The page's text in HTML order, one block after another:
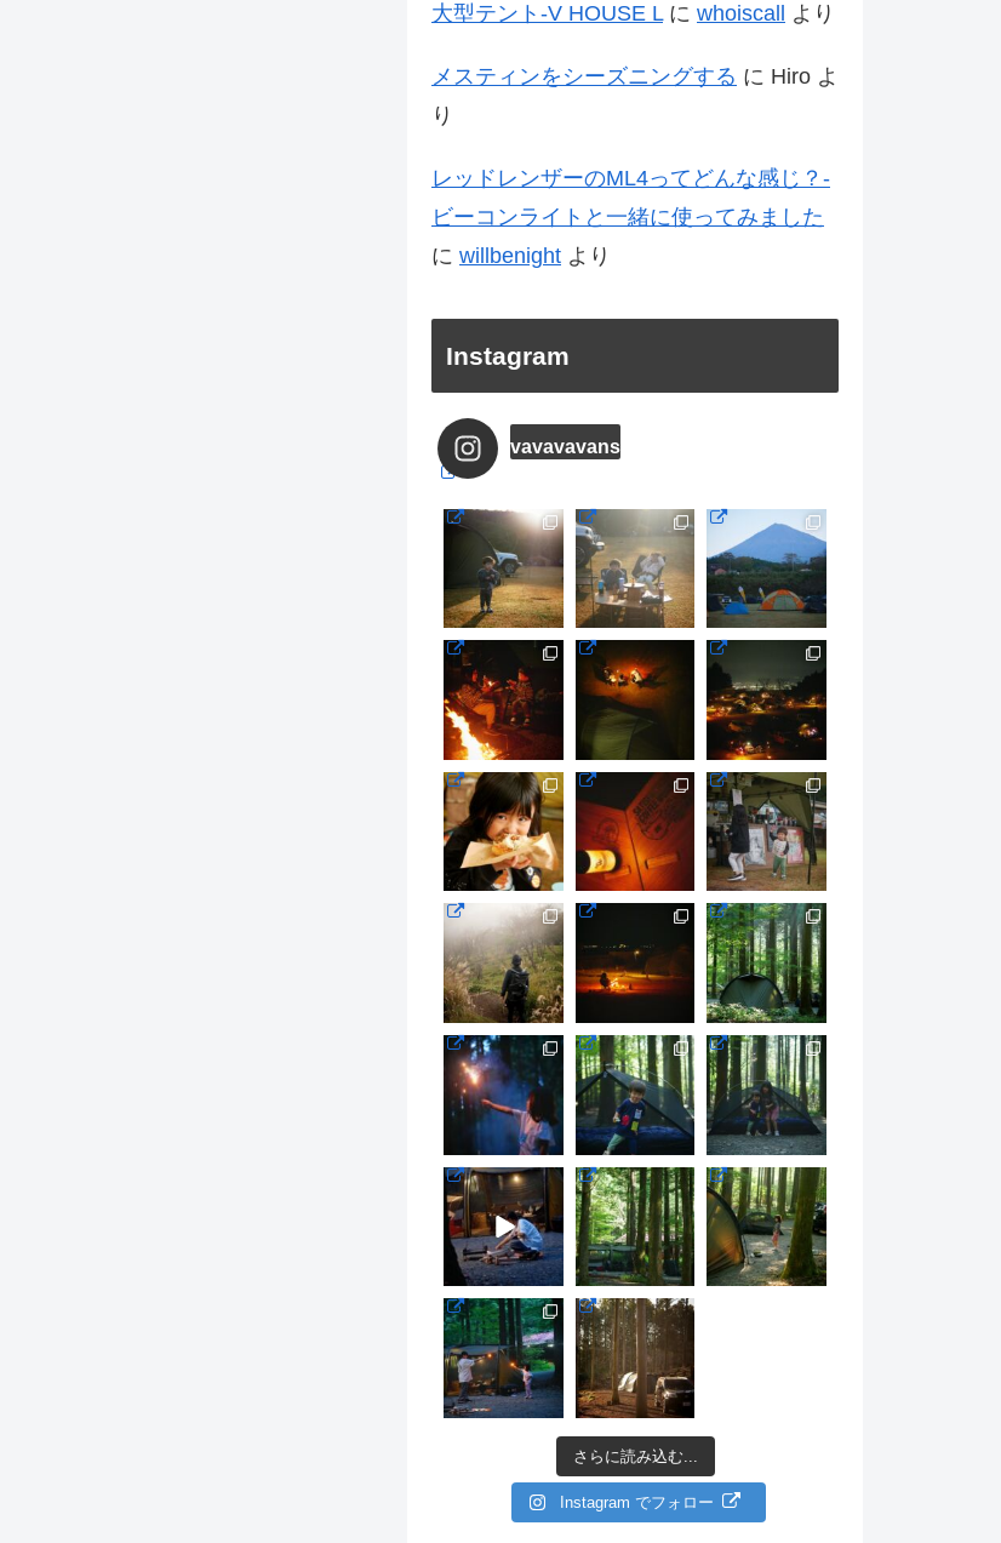
大型テント-V HOUSE Lに whoiscall より
メスティンをシーズニングする に Hiro よ
り
レッドレンザーのML4ってどんな感じ？-
ビーコンライトと一緒に使ってみました
に willbenight より
Instagram
vavavavans
さらに読み込む...
Instagram でフォロー